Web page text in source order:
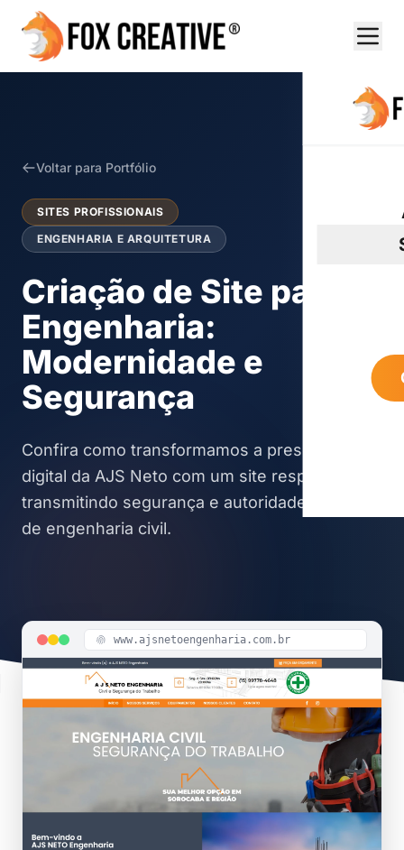
Voltar para Portfólio
SITES PROFISSIONAIS
ENGENHARIA E ARQUITETURA
Criação de Site para
Engenharia:
Modernidade e
Segurança
Confira como transformamos a presença
digital da AJS Neto com um site responsivo,
transmitindo segurança e autoridade no setor
de engenharia civil.
www.ajsnetoengenharia.com.br